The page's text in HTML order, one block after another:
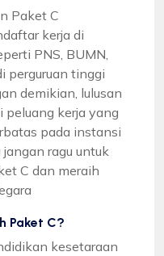
Paket C
kerja di
PNS, BUMN,
perguruan tinggi
demikian, lulusan
peluang kerja yang
pada instansi
ragu untuk
C dan meraih
Paket C?
kesetaraan